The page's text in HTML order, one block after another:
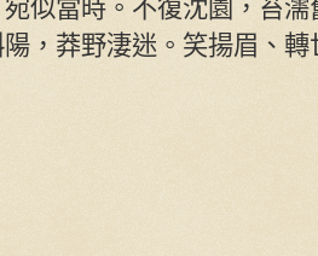
似當時。不復沈園，苔濡
，莽野淒迷。笑揚眉、轉